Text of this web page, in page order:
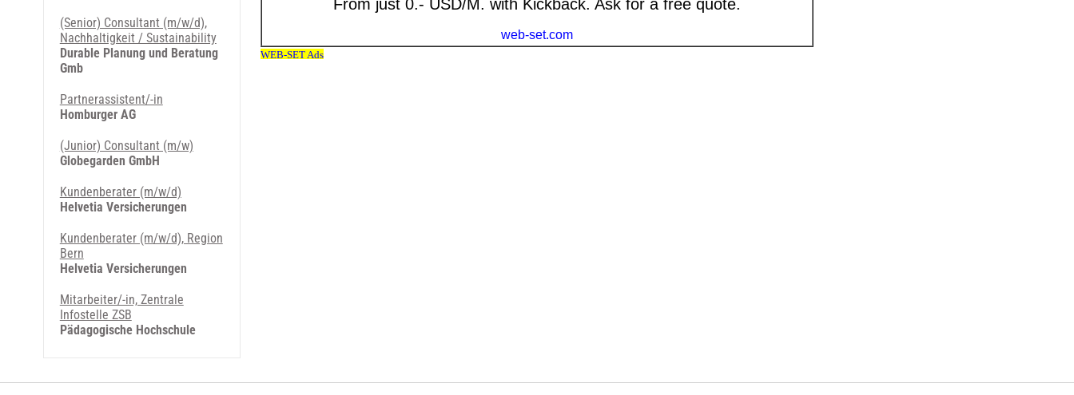
(Senior) Consultant (m/w/d),
Nachhaltigkeit / Sustainability
Durable Planung und Beratung
Gmb
Partnerassistent/-in
Homburger AG
(Junior) Consultant (m/w)
Globegarden GmbH
Kundenberater (m/w/d)
Helvetia Versicherungen
Kundenberater (m/w/d), Region
Bern
Helvetia Versicherungen
Mitarbeiter/-in, Zentrale
Infostelle ZSB
Pädagogische Hochschule